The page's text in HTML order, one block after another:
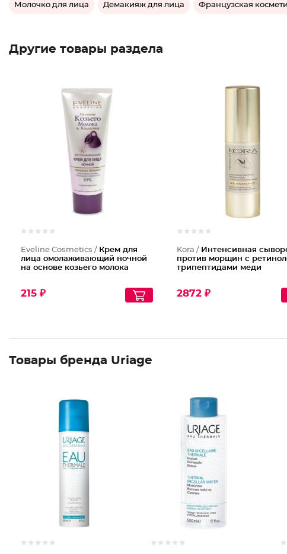
Молочко для лица Демакияж для лица Французская
Другие товары раздела
Eveline Cosmetics / Крем для
лица омолаживающий ночной
на основе козьего молока
215 ₽
Kora / Интенсивная
против морщин с
трипептидами меди
2872 ₽
Товары бренда Uriage